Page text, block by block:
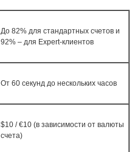
До 82% для стандартных счетов и
92% – для Expert-клиентов
От 60 секунд до нескольких часов
$10 / €10 (в зависимости от валюты
счета)